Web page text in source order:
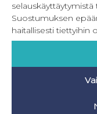
selauskäyttäytymistä
Suostumuksen
haitallisesti tiettyihin
PDF